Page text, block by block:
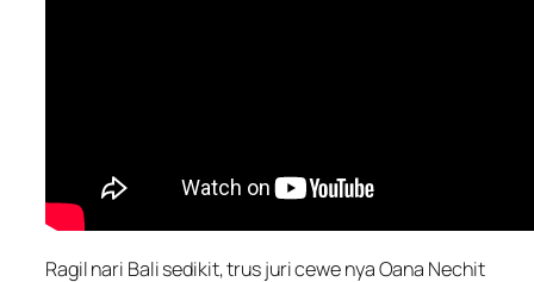
Ragil nari Bali sedikit, trus juri cewe nya Oana Nechit